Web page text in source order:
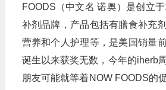
FOODS（中文名 诺奥）是创立
补剂品牌，产品包括有膳食补充
营养和个人护理等，是美国销量
诞生以来获奖无数，今年的iherb
朋友可能就等着NOW FOODS的